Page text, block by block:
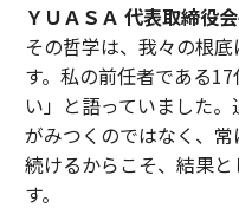
ＹＵＡＳＡ 代表取締役
その哲学は、我々の根
す。私の前任者である
い」と語っていました
がみつくのではなく、
続けるからこそ、結果
す。